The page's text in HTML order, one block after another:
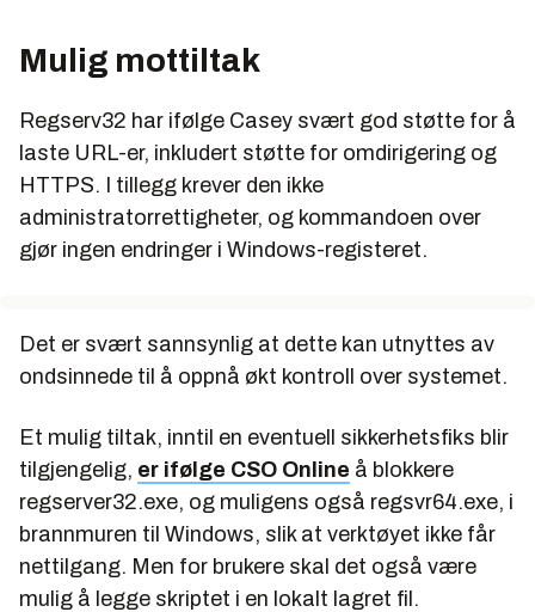
Mulig mottiltak
Regserv32 har ifølge Casey svært god støtte for å
laste URL-er, inkludert støtte for omdirigering og
HTTPS. I tillegg krever den ikke
administratorrettigheter, og kommandoen over
gjør ingen endringer i Windows-registeret.
Det er svært sannsynlig at dette kan utnyttes av
ondsinnede til å oppnå økt kontroll over systemet.
Et mulig tiltak, inntil en eventuell sikkerhetsfiks blir
tilgjengelig, er ifølge CSO Online å blokkere
regserver32.exe, og muligens også regsvr64.exe, i
brannmuren til Windows, slik at verktøyet ikke får
nettilgang. Men for brukere skal det også være
mulig å legge skriptet i en lokalt lagret fil.